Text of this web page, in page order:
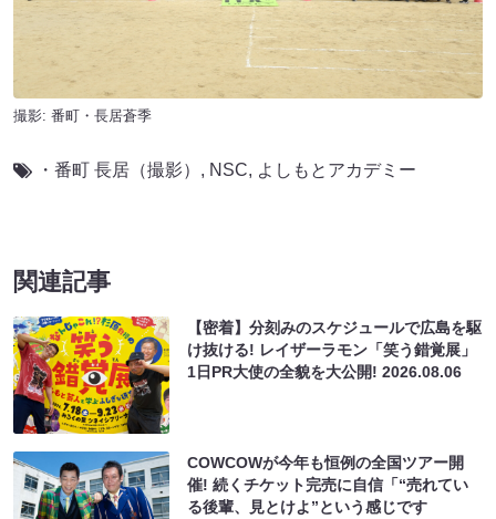
撮影: 番町・長居蒼季
・番町 長居（撮影） , NSC, よしもとアカデミー
関連記事
【密着】分刻みのスケジュールで広島を駆
け抜ける! レイザーラモン「笑う錯覚展」
1日PR大使の全貌を大公開!2026.08.06
COWCOWが今年も恒例の全国ツアー開
催! 続くチケット完売に自信「“売れてい
る後輩、見とけよ”という感じです